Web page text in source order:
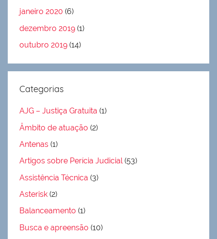
janeiro 2020 (6)
dezembro 2019 (1)
outubro 2019 (14)
Categorias
AJG – Justiça Gratuita (1)
Âmbito de atuação (2)
Antenas (1)
Artigos sobre Perícia Judicial(53)
Assistência Técnica (3)
Asterisk (2)
Balanceamento (1)
Busca e apreensão (10)